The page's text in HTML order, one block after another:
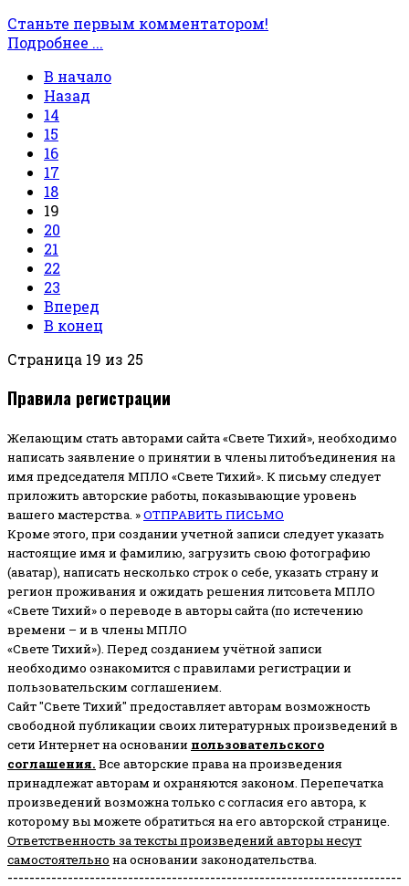
Станьте первым комментатором!
Подробнее ...
В начало
Назад
14
15
16
17
18
19
20
21
22
23
Вперед
В конец
Страница 19 из 25
Правила регистрации
Желающим стать авторами сайта «Свете Тихий», необходимо
написать заявление о принятии в члены литобъединения на
имя председателя МПЛО «Свете Тихий». К письму следует
приложить авторские работы, показывающие уровень
вашего мастерства. »ОТПРАВИТЬ ПИСЬМО
Кроме этого, при создании учетной записи следует указать
настоящие имя и фамилию, загрузить свою фотографию
(аватар), написать несколько строк о себе, указать страну и
регион проживания и ожидать решения литсовета МПЛО
«Свете Тихий» о переводе в авторы сайта (по истечению
времени – и в члены МПЛО
«Свете Тихий»). Перед созданием учётной записи
необходимо ознакомится с правилами регистрации и
пользовательским соглашением.
Сайт "Свете Тихий" предоставляет авторам возможность
свободной публикации своих литературных произведений в
сети Интернет на основании пользовательского
соглашения. Все авторские права на произведения
принадлежат авторам и охраняются законом. Перепечатка
произведений возможна только с согласия его автора, к
которому вы можете обратиться на его авторской странице.
Ответственность за тексты произведений авторы несут
самостоятельно на основании законодательства.
------------------------------------------------------------------------